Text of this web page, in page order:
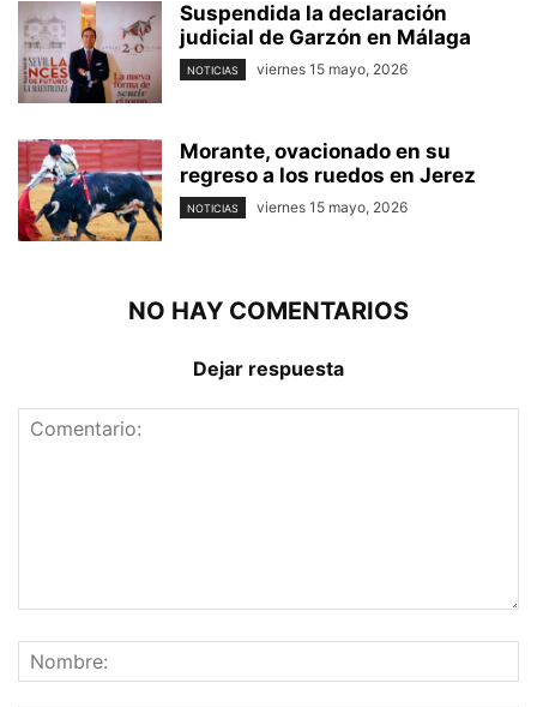
Suspendida la declaración
judicial de Garzón en Málaga
NOTICIAS viernes 15 mayo, 2026
Morante, ovacionado en su
regreso a los ruedos en Jerez
NOTICIAS viernes 15 mayo, 2026
NO HAY COMENTARIOS
Dejar respuesta